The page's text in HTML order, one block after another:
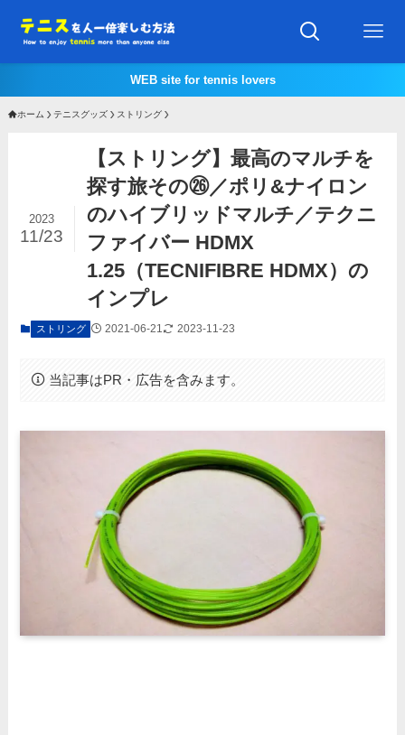
WEB site for tennis lovers
ホーム テニスグッズ ストリング
【ストリング】最高のマルチを
探す旅その㉖／ポリ&ナイロン
のハイブリッドマルチ／テクニ
ファイバー HDMX
1.25（TECNIFIBRE HDMX）の
インプレ
2023
11/23
ストリング 2021-06-21 2023-11-23
当記事はPR・広告を含みます。